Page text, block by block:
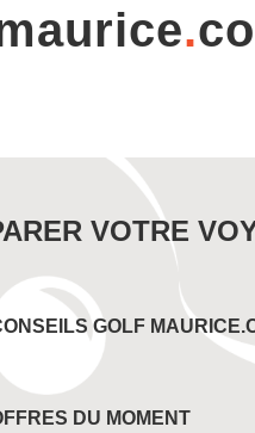
.
VOTRE
GOLF
DU MOMENT